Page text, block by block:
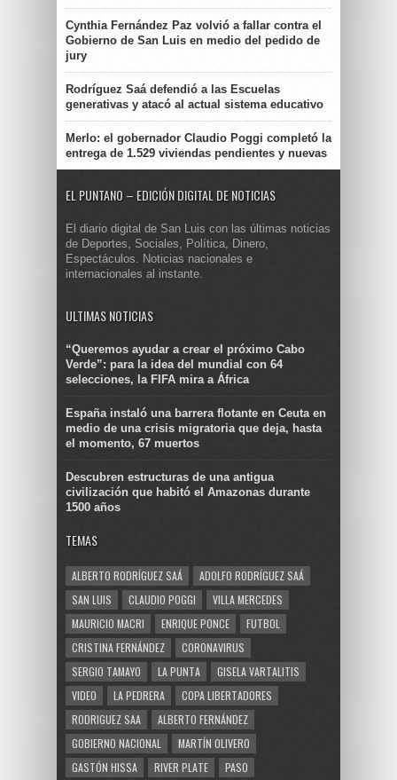
Cynthia Fernández Paz volvió a fallar contra el
Gobierno de San Luis en medio del pedido de
jury
Rodríguez Saá defendió a las Escuelas
generativas y atacó al actual sistema educativo
Merlo: el gobernador Claudio Poggi completó la
entrega de 1.529 viviendas pendientes y nuevas
EL PUNTANO – EDICIÓN DIGITAL DE NOTICIAS
El diario digital de San Luis con las últimas noticias
de Deportes, Sociales, Política, Dinero,
Espectáculos. Noticias nacionales e
internacionales al instante.
ULTIMAS NOTICIAS
“Queremos ayudar a crear el próximo Cabo
Verde”: para la idea del mundial con 64
selecciones, la FIFA mira a África
España instaló una barrera flotante en Ceuta en
medio de una crisis migratoria que deja, hasta
el momento, 67 muertos
Descubren estructuras de una antigua
civilización que habitó el Amazonas durante
1500 años
TEMAS
ALBERTO RODRÍGUEZ SAÁ
ADOLFO RODRÍGUEZ SAÁ
SAN LUIS
CLAUDIO POGGI
VILLA MERCEDES
MAURICIO MACRI
ENRIQUE PONCE
FUTBOL
CRISTINA FERNÁNDEZ
CORONAVIRUS
SERGIO TAMAYO
LA PUNTA
GISELA VARTALITIS
VIDEO
LA PEDRERA
COPA LIBERTADORES
RODRIGUEZ SAA
ALBERTO FERNÁNDEZ
GOBIERNO NACIONAL
MARTÍN OLIVERO
GASTÓN HISSA
RIVER PLATE PASO